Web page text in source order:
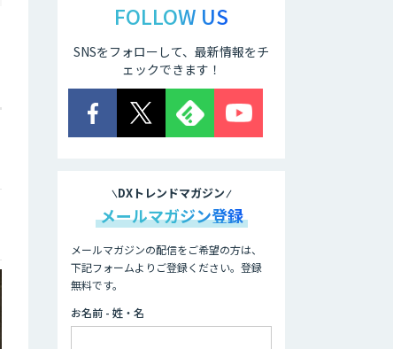
FOLLOW US
SNSをフォローして、最新情報をチ
ェックできます！
DXトレンドマガジン
メールマガジン登録
メールマガジンの配信をご希望の方は、
下記フォームよりご登録ください。登録
無料です。
お名前 - 姓・名